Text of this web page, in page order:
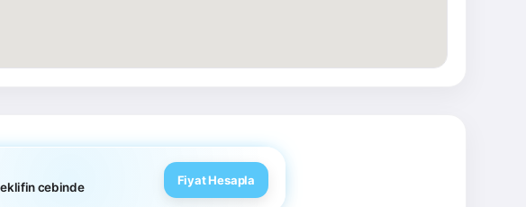
2.000 – 8.000
cebinde Fiyat Hesapla